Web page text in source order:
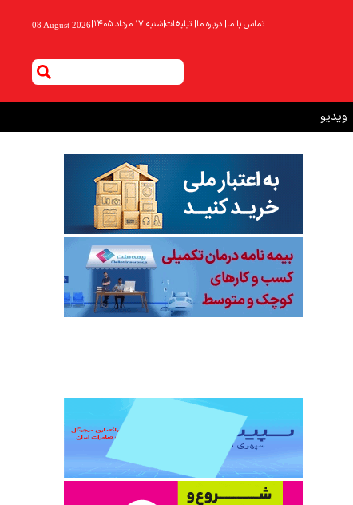
تماس با ما| درباره ما| تبلیغات|شنبه ۱۷ مرداد ۱۴۰۵ |
08 August 2026
ویدیو